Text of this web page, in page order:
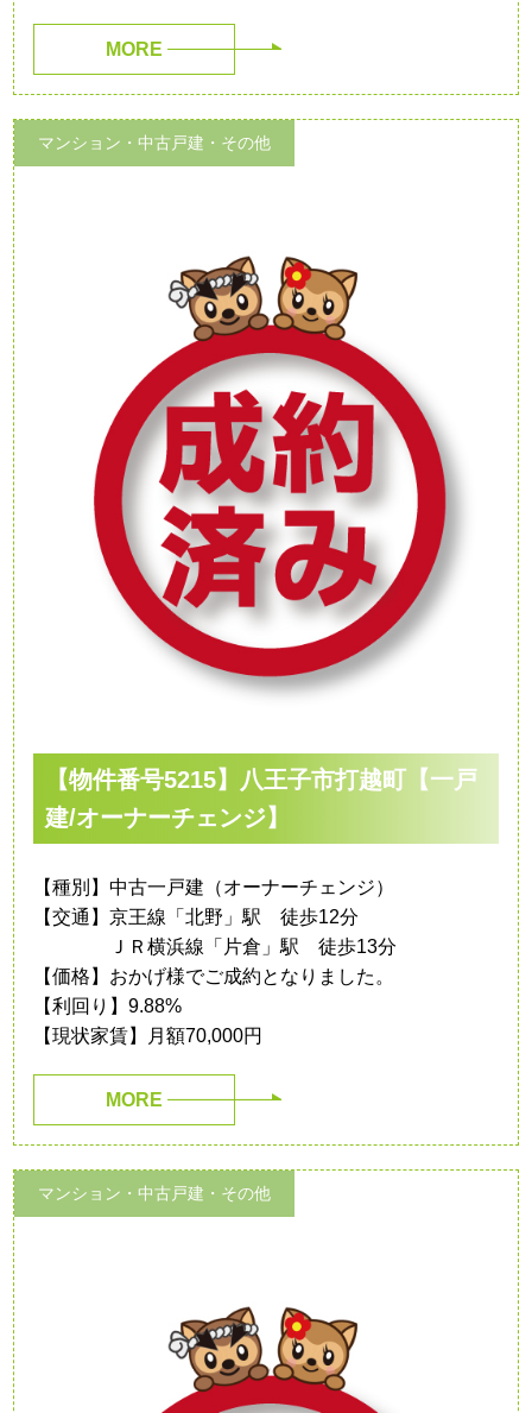
MORE
マンション・中古戸建・その他
【物件番号5215】八王子市打越町【一戸
建/オーナーチェンジ】
【種別】中古一戸建（オーナーチェンジ）
【交通】京王線「北野」駅 徒歩12分
ＪＲ横浜線「片倉」駅 徒歩13分
【価格】おかげ様でご成約となりました。
【利回り】9.88%
【現状家賃】月額70,000円
MORE
マンション・中古戸建・その他